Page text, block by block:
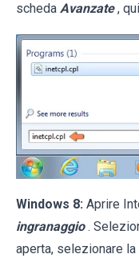
scheda Avanzate ,
Windows 8: Aprire
ingranaggio .
aperta, selezionare